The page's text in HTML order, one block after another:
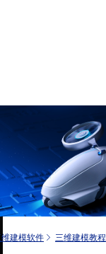
行业解决方案
维建模软件 三维建模教程